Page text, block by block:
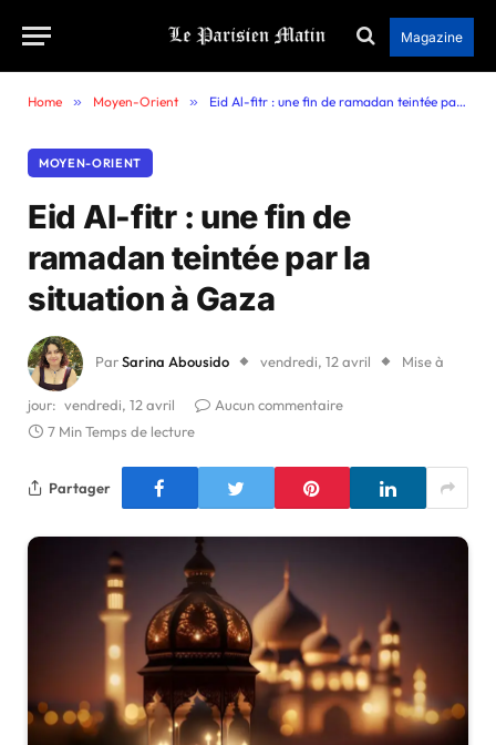
Magazine
Home » Moyen-Orient » Eid Al-fitr : une fin de ramadan teintée par la situation à Gaza
MOYEN-ORIENT
Eid Al-fitr : une fin de
ramadan teintée par la
situation à Gaza
ParSarina Abousido vendredi, 12 avril Mise à
jour: vendredi, 12 avril
Aucun commentaire
7 Min Temps de lecture
Partager